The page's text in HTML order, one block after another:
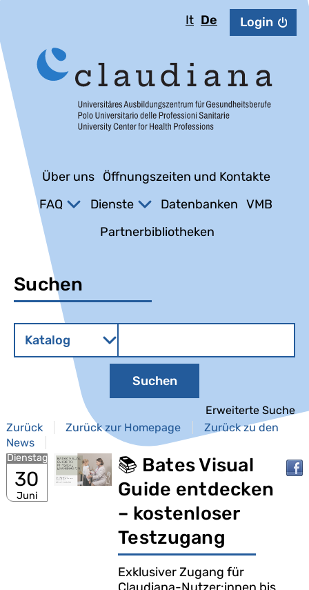
It De Login
Über uns
Öffnungszeiten und Kontakte
FAQ
Dienste Datenbanken VMB
Partnerbibliotheken
Suchen
Katalogcambia
Suchen
Erweiterte Suche
Zurück
Zurück zur Homepage
Zurück zu den
News
Dienstag
30
Juni
📚 Bates Visual
Guide entdecken
– kostenloser
Testzugang
Exklusiver Zugang für